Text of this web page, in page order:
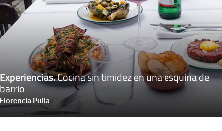
Experiencias.Cocina sin timidez en una esquina de
barrio
Florencia Pulla